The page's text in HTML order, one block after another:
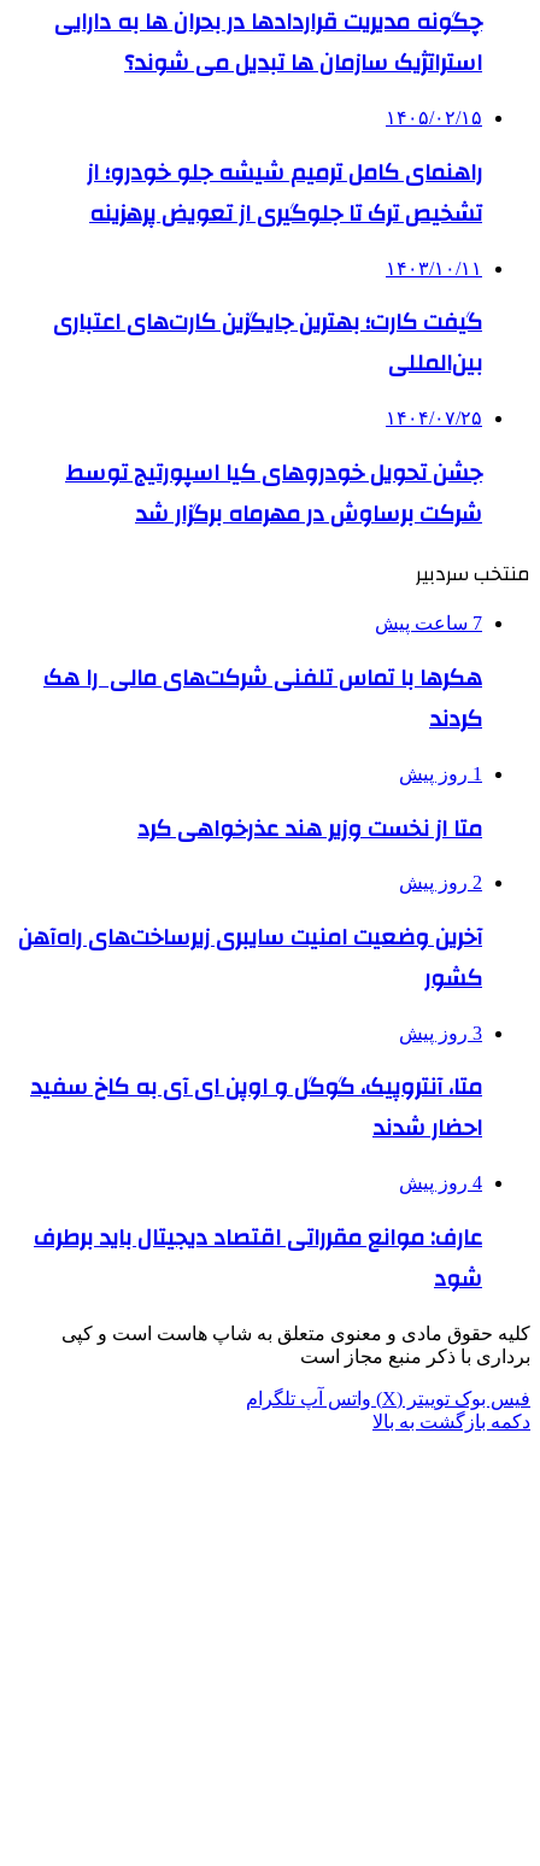
چگونه مدیریت قراردادها در بحران ها به دارایی
استراتژیک سازمان ها تبدیل می شوند؟
۱۴۰۵/۰۲/۱۵
راهنمای کامل ترمیم شیشه جلو خودرو؛ از
تشخیص ترک تا جلوگیری از تعویض پرهزینه
۱۴۰۳/۱۰/۱۱
گیفت کارت؛ بهترین جایگزین کارت‌های اعتباری
بین‌المللی
۱۴۰۴/۰۷/۲۵
جشن تحویل خودروهای کیا اسپورتیج توسط
شرکت برساوش در مهرماه برگزار شد
منتخب سردبیر
7 ساعت پیش
هکرها با تماس تلفنی شرکت‌های مالی را هک
کردند
1 روز پیش
متا از نخست وزیر هند عذرخواهی کرد
2 روز پیش
آخرین وضعیت امنیت سایبری زیرساخت‌های راه‌آهن
کشور
3 روز پیش
متا، آنتروپیک، گوگل و اوپن ای آی به کاخ سفید
احضار شدند
4 روز پیش
عارف: موانع مقرراتی اقتصاد دیجیتال باید برطرف
شود
کلیه حقوق مادی و معنوی متعلق به شاپ هاست است و کپی
برداری با ذکر منبع مجاز است
فیس بوک توییتر (X) واتس آپ تلگرام
دکمه بازگشت به بالا